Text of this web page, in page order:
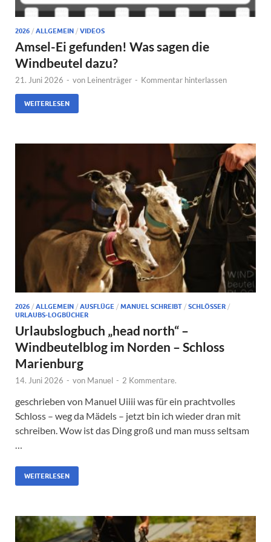
2026 / ALLGEMEIN / VIDEOS
Amsel-Ei gefunden! Was sagen die
Windbeutel dazu?
21. Juni 2026 - von Leinenträger - Kommentar hinterlassen
WEITERLESEN
2026 / ALLGEMEIN / AUSFLÜGE / MANUEL SCHREIBT / SCHLÖSSER /
URLAUBS-LOGBÜCHER
Urlaubslogbuch „head north“ –
Windbeutelblog im Norden – Schloss
Marienburg
14. Juni 2026 - von Manuel - 2 Kommentare.
geschrieben von Manuel Uiiii was für ein prachtvolles
Schloss – weg da Mädels – jetzt bin ich wieder dran mit
schreiben. Wow ist das Ding groß und man muss seltsam
…
WEITERLESEN